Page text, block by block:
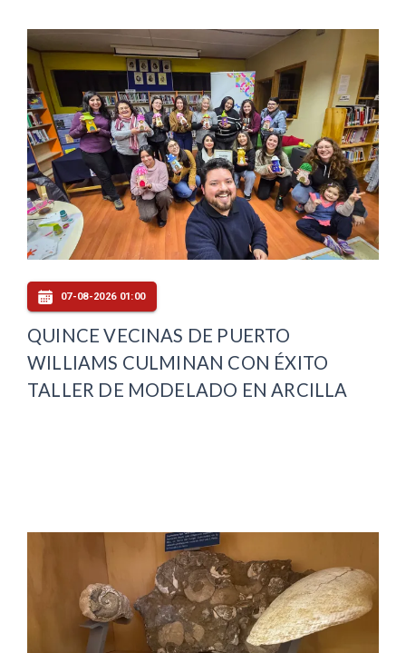
07-08-2026 01:00
QUINCE VECINAS DE PUERTO
WILLIAMS CULMINAN CON ÉXITO
TALLER DE MODELADO EN ARCILLA